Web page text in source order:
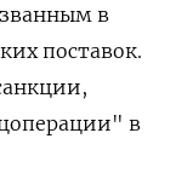
в
поставок.
в